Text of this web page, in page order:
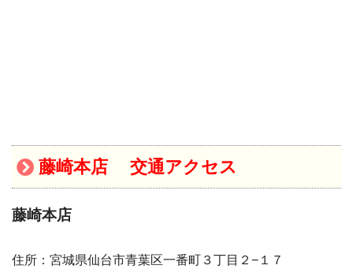
藤崎本店 交通アクセス
藤崎本店
住所：宮城県仙台市青葉区一番町３丁目２−１７